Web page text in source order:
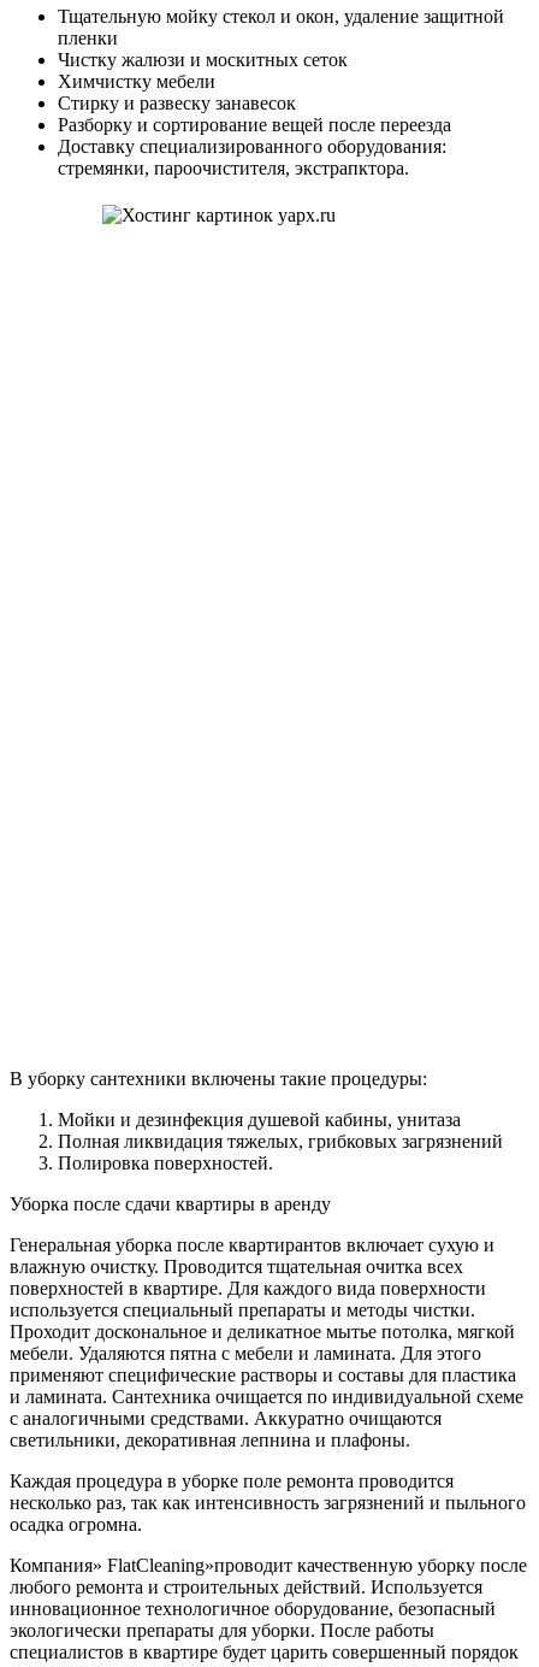
Тщательную мойку стекол и окон, удаление защитной
пленки
Чистку жалюзи и москитных сеток
Химчистку мебели
Стирку и развеску занавесок
Разборку и сортирование вещей после переезда
Доставку специализированного оборудования:
стремянки, пароочистителя, экстрапктора.
В уборку сантехники включены такие процедуры:
Мойки и дезинфекция душевой кабины, унитаза
Полная ликвидация тяжелых, грибковых загрязнений
Полировка поверхностей.
Уборка после сдачи квартиры в аренду
Генеральная уборка после квартирантов включает сухую и
влажную очистку. Проводится тщательная очитка всех
поверхностей в квартире. Для каждого вида поверхности
используется специальный препараты и методы чистки.
Проходит доскональное и деликатное мытье потолка, мягкой
мебели. Удаляются пятна с мебели и ламината. Для этого
применяют специфические растворы и составы для пластика
и ламината. Сантехника очищается по индивидуальной схеме
с аналогичными средствами. Аккуратно очищаются
светильники, декоративная лепнина и плафоны.
Каждая процедура в уборке поле ремонта проводится
несколько раз, так как интенсивность загрязнений и пыльного
осадка огромна.
Компания» FlatCleaning»проводит качественную уборку после
любого ремонта и строительных действий. Используется
инновационное технологичное оборудование, безопасный
экологически препараты для уборки. После работы
специалистов в квартире будет царить совершенный порядок